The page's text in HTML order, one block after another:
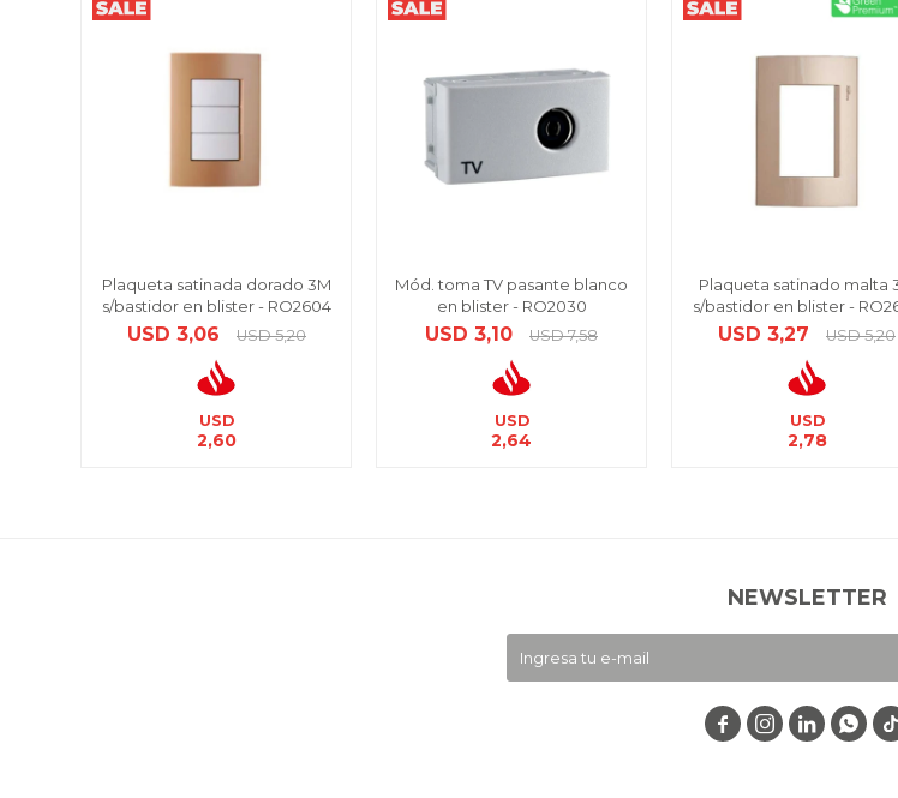
Plaqueta satinada dorado 3M
s/bastidor en blister - RO2604
USD 3,06 USD 5,20
USD
2,60
Mód. toma TV pasante blanco
en blister - RO2030
USD 3,10 USD 7,58
USD
2,64
Plaqueta satinado malta
s/bastidor en blister -
USD 3,27 USD 5,20
USD
2,78
NEWSLETTER
   